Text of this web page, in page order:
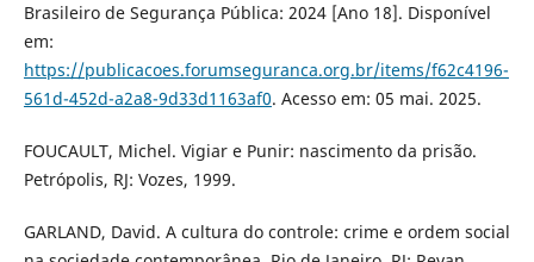
Brasileiro de Segurança Pública: 2024 [Ano 18]. Disponível
em:
https://publicacoes.forumseguranca.org.br/items/f62c4196-
561d-452d-a2a8-9d33d1163af0. Acesso em: 05 mai. 2025.
FOUCAULT, Michel. Vigiar e Punir: nascimento da prisão.
Petrópolis, RJ: Vozes, 1999.
GARLAND, David. A cultura do controle: crime e ordem social